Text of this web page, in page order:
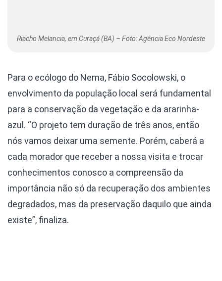
Riacho Melancia, em Curaçá (BA) – Foto: Agência Eco Nordeste
Para o ecólogo do Nema, Fábio Socolowski, o
envolvimento da população local será fundamental
para a conservação da vegetação e da ararinha-
azul. “O projeto tem duração de três anos, então
nós vamos deixar uma semente. Porém, caberá a
cada morador que receber a nossa visita e trocar
conhecimentos conosco a compreensão da
importância não só da recuperação dos ambientes
degradados, mas da preservação daquilo que ainda
existe”, finaliza.